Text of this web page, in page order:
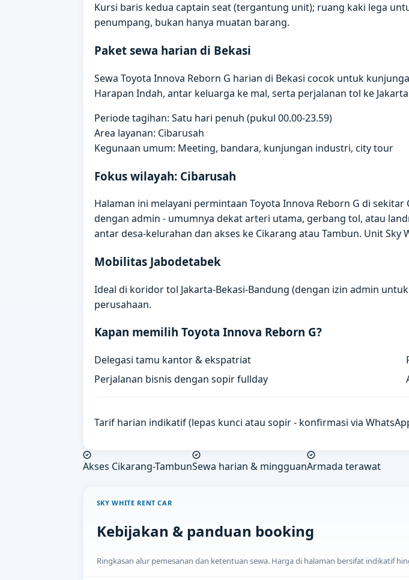
Kursi baris kedua captain seat (tergantung unit); ruang kaki lega
penumpang, bukan hanya muatan barang.
Paket sewa harian di Bekasi
Sewa Toyota Innova Reborn G harian di Bekasi cocok untuk
Harapan Indah, antar keluarga ke mal, serta perjalanan tol ke
Periode tagihan: Satu hari penuh (pukul 00.00-23.59)
Area layanan: Cibarusah
Kegunaan umum: Meeting, bandara, kunjungan industri, city tour
Fokus wilayah: Cibarusah
Halaman ini melayani permintaan Toyota Innova Reborn G di
dengan admin - umumnya dekat arteri utama, gerbang tol, atau
antar desa-kelurahan dan akses ke Cikarang atau Tambun. Unit
Mobilitas Jabodetabek
Ideal di koridor tol Jakarta-Bekasi-Bandung (dengan izin admin
perusahaan.
Kapan memilih Toyota Innova Reborn G?
Delegasi tamu kantor & ekspatriat
Perjalanan bisnis dengan sopir fullday
Tarif harian indikatif (lepas kunci atau sopir - konfirmasi via
Akses Cikarang-TambunSewa harian & mingguanArmada terawat
SKY WHITE RENT CAR
Kebijakan & panduan booking
Ringkasan alur pemesanan dan ketentuan sewa. Harga di halaman bersifat indikatif